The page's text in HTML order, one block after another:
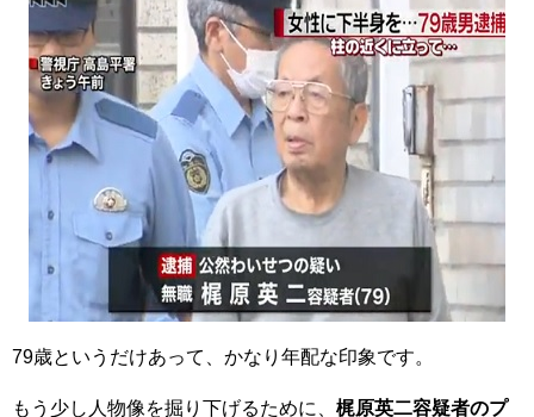
79歳というだけあって、かなり年配な印象です。
もう少し人物像を掘り下げるために、 梶原英二容疑者のプ